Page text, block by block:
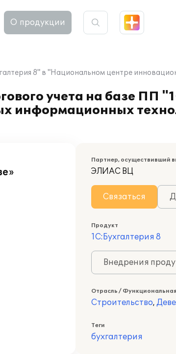
О продукции
8" в "Национальном центре
учета на базе ПП
информационных
Партнер, осуществивший
ЭЛИАС ВЦ
Связаться
Продукт
1С:Бухгалтерия 8
Внедрения
Отрасль /
Строительство,
Теги
бухгалтерия